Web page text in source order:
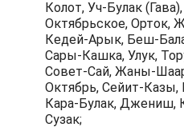
Колот, Уч-Булак
Октябрьское, Орток,
Кедей-Арык, Беш-
Сары-Кашка, Улук,
Совет-Сай, Жаны-
Октябрь, Сейит-
Кара-Булак, Джениш,
Сузак;